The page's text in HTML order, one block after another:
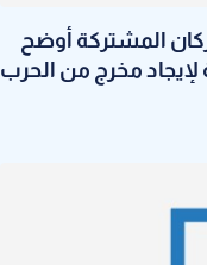
المشتركة أوضح
مخرج من الحرب